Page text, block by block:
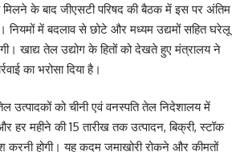
मिलने के बाद जीएसटी परिषद की बैठक में इस पर अंतिम
नियमों में बदलाव से छोटे और मध्यम उद्यमों सहित घरेलू
खाद्य तेल उद्योग के हितों को देखते हुए मंत्रालय ने
का भरोसा दिया है।
उत्पादकों को चीनी एवं वनस्पति तेल निदेशालय में
हर महीने की 15 तारीख तक उत्पादन, बिक्री, स्टॉक
करनी होगी। यह कदम जमाखोरी रोकने और कीमतों